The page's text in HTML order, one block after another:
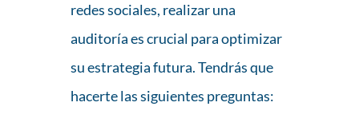
redes sociales, realizar una
auditoría es crucial para optimizar
su estrategia futura. Tendrás que
hacerte las siguientes preguntas: